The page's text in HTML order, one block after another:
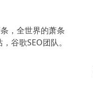
，全世界的萧条
谷歌SEO团队。